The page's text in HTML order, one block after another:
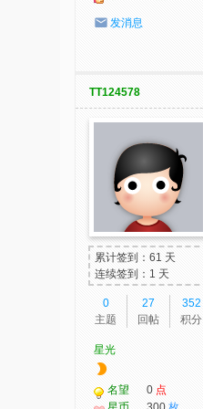
发消息
TT124578
累计签到：61 天
连续签到：1 天
0
主题
27
回帖
352
积分
星光
名望 0 点